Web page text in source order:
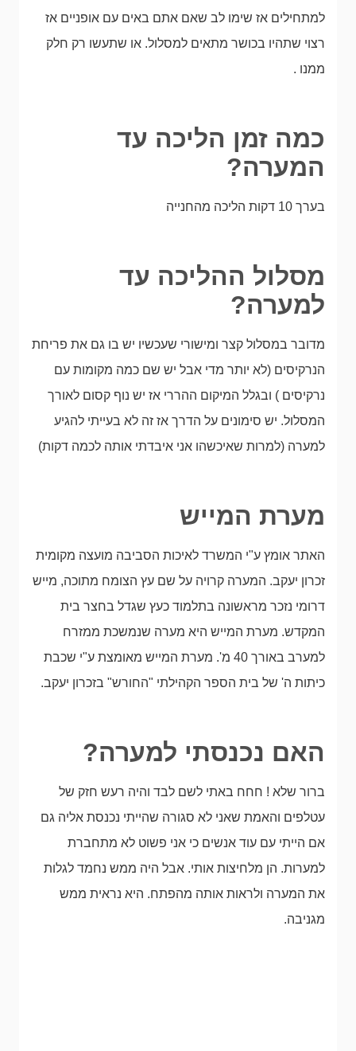
למתחילים אז שימו לב שאם אתם באים עם אופניים אז
רצוי שתהיו בכושר מתאים למסלול. או שתעשו רק חלק
ממנו .
כמה זמן הליכה עד
המערה?
בערך 10 דקות הליכה מהחנייה
מסלול ההליכה עד
למערה?
מדובר במסלול קצר ומישורי שעכשיו יש בו גם את פריחת
הנרקיסים (לא יותר מדי אבל יש שם כמה מקומות עם
נרקיסים ) ובגלל המיקום ההררי אז יש נוף קסום לאורך
המסלול. יש סימונים על הדרך אז זה לא בעייתי להגיע
למערה (למרות שאיכשהו אני איבדתי אותה לכמה דקות)
מערת המייש
האתר אומץ ע"י המשרד לאיכות הסביבה מועצה מקומית
זכרון יעקב. המערה קרויה על שם עץ הצומח מתוכה, מייש
דרומי נזכר מראשונה בתלמוד כעץ שגדל בחצר בית
המקדש. מערת המייש היא מערה שנמשכת ממזרח
למערב באורך 40 מ'. מערת המייש מאומצת ע"י שכבת
כיתות ה' של בית הספר הקהילתי "החורש" בזכרון יעקב.
האם נכנסתי למערה?
ברור שלא ! חחח באתי לשם לבד והיה רעש חזק של
עטלפים והאמת שאני לא סגורה שהייתי נכנסת אליה גם
אם הייתי עם עוד אנשים כי אני פשוט לא מתחברת
למערות. הן מלחיצות אותי. אבל היה ממש נחמד לגלות
את המערה ולראות אותה מהפתח. היא נראית ממש
מגניבה.